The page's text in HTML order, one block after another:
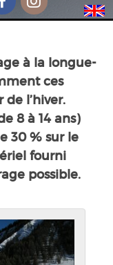
FacebookInstagram
jeunesse
et accès
à la longue-
ces
l’hiver.
8 à 14 ans)
30 % sur le
fourni
possible.